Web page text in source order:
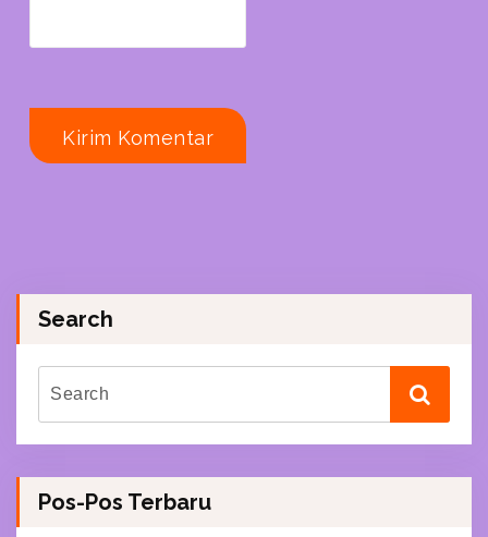
Search
Pos-Pos Terbaru